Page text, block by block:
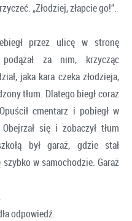
„Złodziej, złapcie go!”.
przez ulicę w stronę
za nim, krzycząc
jaka kara czeka złodzieja,
tłum. Dlatego biegł coraz
cmentarz i pobiegł w
się i zobaczył tłum
był garaż, gdzie stał
w samochodzie. Garaż
odpowiedź.